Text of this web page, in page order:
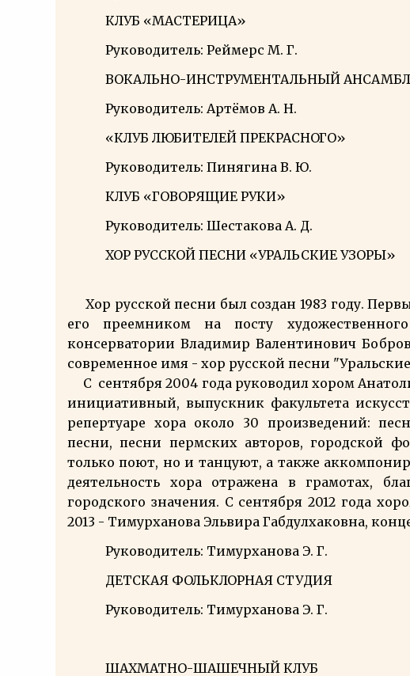
КЛУБ «МАСТЕРИЦА»
Руководитель: Реймерс М. Г.
ВОКАЛЬНО-ИНСТРУМЕНТАЛЬНЫЙ
Руководитель: Артёмов А. Н.
«КЛУБ ЛЮБИТЕЛЕЙ ПРЕКРАСНОГО»
Руководитель: Пинягина В. Ю.
КЛУБ «ГОВОРЯЩИЕ РУКИ»
Руководитель: Шестакова А. Д.
ХОР РУССКОЙ ПЕСНИ «УРАЛЬСКИЕ УЗОРЫ»
Хор русской песни был создан 1983 году.
его преемником на посту
консерватории Владимир Валентинович
современное имя - хор русской песни
С сентября 2004 года руководил хором
инициативный, выпускник факультета
репертуаре хора около 30 произведений:
песни, песни пермских авторов, городской
только поют, но и танцуют, а также
деятельность хора отражена в грамотах,
городского значения. С сентября 2012 года
2013 - Тимурханова Эльвира Габдулхаковна,
Руководитель: Тимурханова Э. Г.
ДЕТСКАЯ ФОЛЬКЛОРНАЯ СТУДИЯ
Руководитель: Тимурханова Э. Г.
ШАХМАТНО-ШАШЕЧНЫЙ КЛУБ